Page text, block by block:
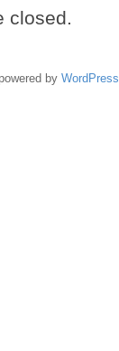
closed.
powered by WordPress